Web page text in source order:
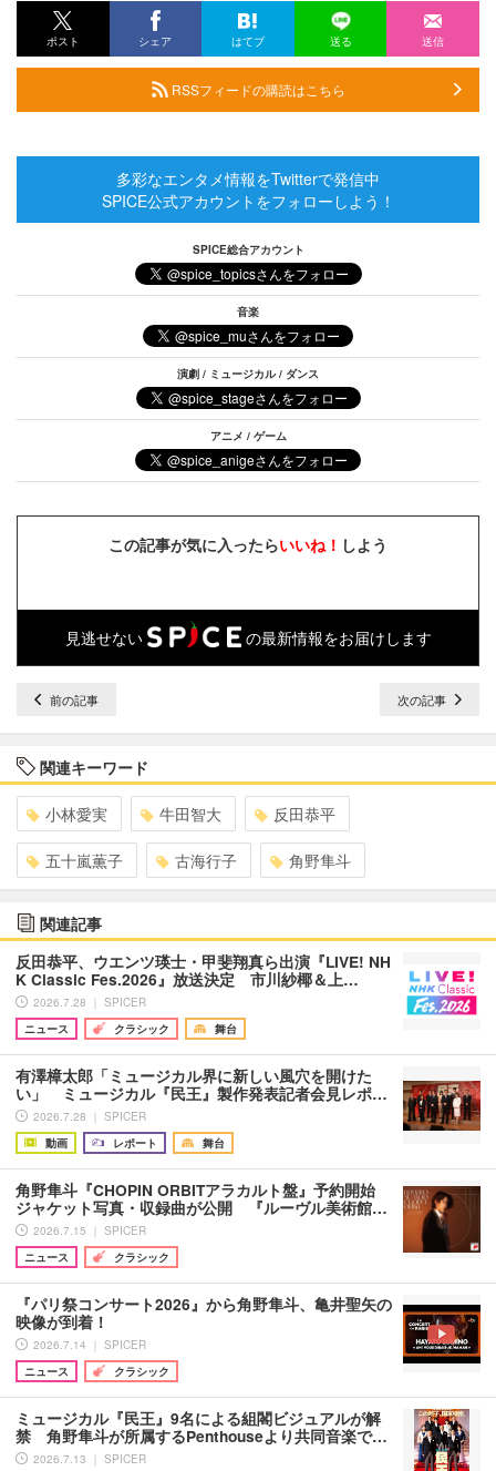
ポスト シェア はてブ 送る 送信
RSSフィードの購読はこちら
多彩なエンタメ情報をTwitterで発信中
SPICE公式アカウントをフォローしよう！
SPICE総合アカウント
音楽
演劇 / ミュージカル / ダンス
アニメ / ゲーム
この記事が気に入ったらいいね！ しよう
見逃せない の最新情報をお届けします
前の記事 次の記事
関連キーワード
小林愛実 牛田智大 反田恭平
五十嵐薫子 古海行子 角野隼斗
関連記事
反田恭平、ウエンツ瑛士・甲斐翔真ら出演『LIVE! NH
K Classic Fes.2026』放送決定 市川紗椰＆上…
2026.7.28 ｜ SPICER
ニュース
クラシック 舞台
有澤樟太郎「ミュージカル界に新しい風穴を開けた
い」 ミュージカル『民王』製作発表記者会見レポ…
2026.7.28 ｜ SPICER
動画
レポート 舞台
角野隼斗『CHOPIN ORBITアラカルト盤』予約開始
ジャケット写真・収録曲が公開 『ルーヴル美術館…
2026.7.15 ｜ SPICER
ニュース
クラシック
『パリ祭コンサート2026』から角野隼斗、亀井聖矢の
映像が到着！
2026.7.14 ｜ SPICER
ニュース
クラシック
ミュージカル『民王』9名による組閣ビジュアルが解
禁 角野隼斗が所属するPenthouseより共同音楽で…
2026.7.13 ｜ SPICER